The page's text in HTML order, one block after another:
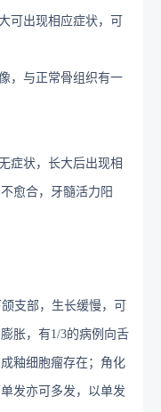
可出现相应症状，可
，与正常骨组织有一
症状，长大后出现相
愈合，牙髓活力阳
支部，生长缓慢，可
胀，有1/3的病例向舌
釉细胞瘤存在；角化
发亦可多发，以单发